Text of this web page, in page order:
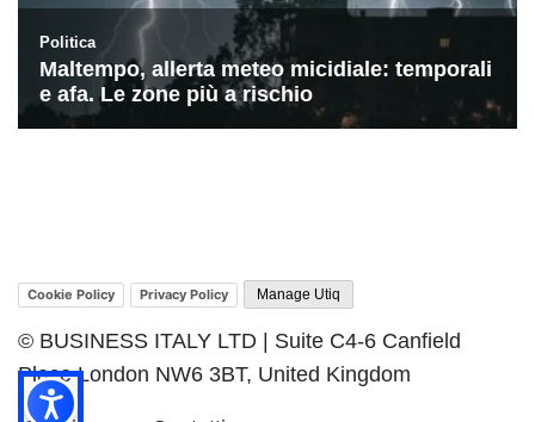
Cookie Policy Privacy Policy Manage Utiq
© BUSINESS ITALY LTD | Suite C4-6 Canfield
Place London NW6 3BT, United Kingdom